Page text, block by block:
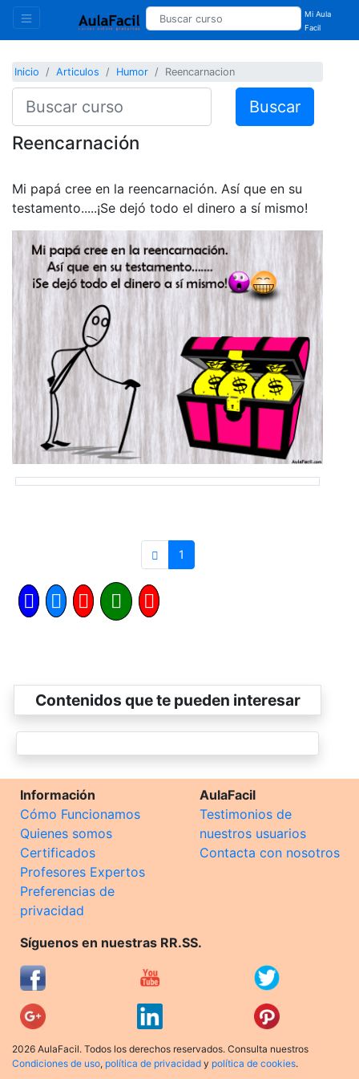
Mi Aula
Facil
Inicio Articulos Humor Reencarnacion
Buscar
Reencarnación
Mi papá cree en la reencarnación. Así que en su
testamento.....¡Se dejó todo el dinero a sí mismo!
1
Contenidos que te pueden interesar
Información
Cómo Funcionamos
Quienes somos
Certificados
Profesores Expertos
Preferencias de
privacidad
AulaFacil
Testimonios de
nuestros usuarios
Contacta con nosotros
Síguenos en nuestras RR.SS.
2026 AulaFacil. Todos los derechos reservados. Consulta nuestros
Condiciones de uso, política de privacidad y política de cookies.